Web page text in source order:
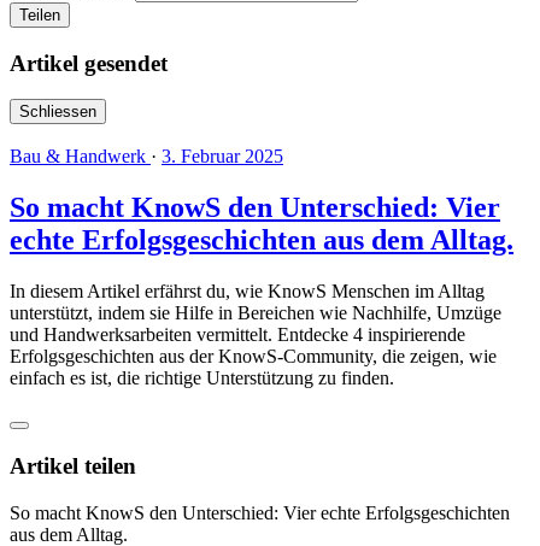
Teilen
Artikel gesendet
Schliessen
Bau & Handwerk · 3. Februar 2025
So macht KnowS den Unterschied: Vier
echte Erfolgsgeschichten aus dem Alltag.
In diesem Artikel erfährst du, wie KnowS Menschen im Alltag
unterstützt, indem sie Hilfe in Bereichen wie Nachhilfe, Umzüge
und Handwerksarbeiten vermittelt. Entdecke 4 inspirierende
Erfolgsgeschichten aus der KnowS-Community, die zeigen, wie
einfach es ist, die richtige Unterstützung zu finden.
Artikel teilen
So macht KnowS den Unterschied: Vier echte Erfolgsgeschichten
aus dem Alltag.